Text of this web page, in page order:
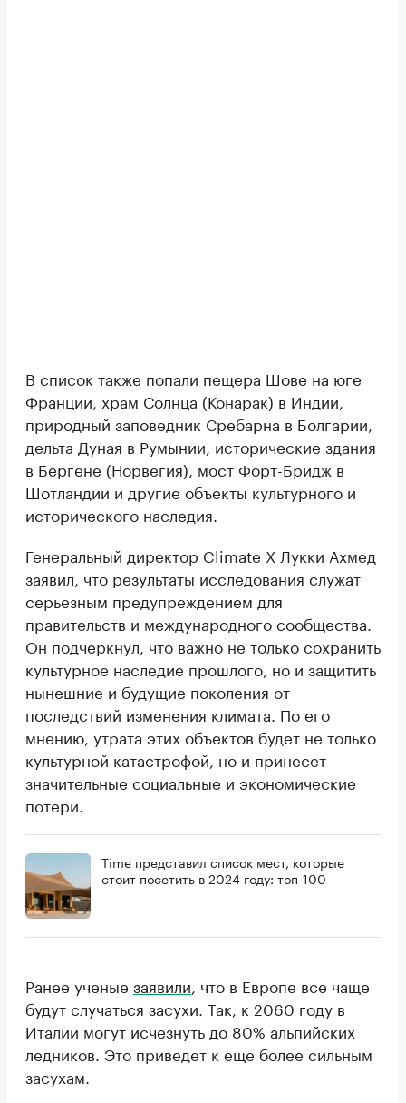
В список также попали пещера Шове на юге
Франции, храм Солнца (Конарак) в Индии,
природный заповедник Сребарна в Болгарии,
дельта Дуная в Румынии, исторические здания
в Бергене (Норвегия), мост Форт-Бридж в
Шотландии и другие объекты культурного и
исторического наследия.
Генеральный директор Climate X Лукки Ахмед
заявил, что результаты исследования служат
серьезным предупреждением для
правительств и международного сообщества.
Он подчеркнул, что важно не только сохранить
культурное наследие прошлого, но и защитить
нынешние и будущие поколения от
последствий изменения климата. По его
мнению, утрата этих объектов будет не только
культурной катастрофой, но и принесет
значительные социальные и экономические
потери.
Time представил список мест, которые
стоит посетить в 2024 году: топ-100
Ранее ученые заявили , что в Европе все чаще
будут случаться засухи. Так, к 2060 году в
Италии могут исчезнуть до 80% альпийских
ледников. Это приведет к еще более сильным
засухам.